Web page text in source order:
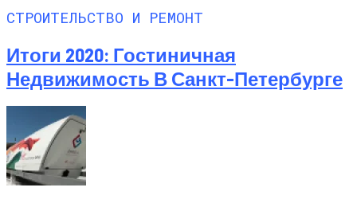
СТРОИТЕЛЬСТВО И РЕМОНТ
Итоги 2020: Гостиничная
Недвижимость В Санкт-Петербурге